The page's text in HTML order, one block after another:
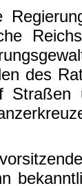
des